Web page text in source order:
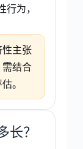
为，
主张
结合
。
长？